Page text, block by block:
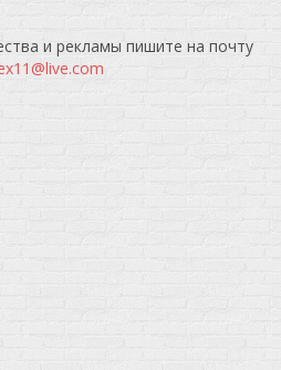
и рекламы пишите на почту